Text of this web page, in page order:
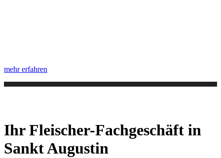
mehr erfahren
Ihr Fleischer-Fachgeschäft in
Sankt Augustin